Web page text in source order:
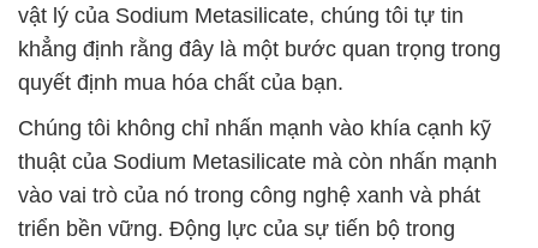
vật lý của Sodium Metasilicate, chúng tôi tự tin
khẳng định rằng đây là một bước quan trọng trong
quyết định mua hóa chất của bạn.
Chúng tôi không chỉ nhấn mạnh vào khía cạnh kỹ
thuật của Sodium Metasilicate mà còn nhấn mạnh
vào vai trò của nó trong công nghệ xanh và phát
triển bền vững. Động lực của sự tiến bộ trong